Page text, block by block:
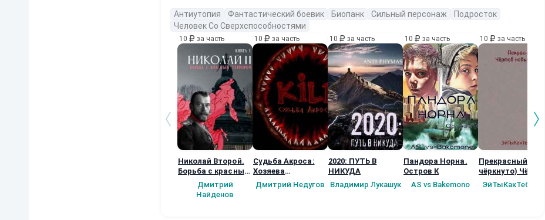
Антиутопия Фантастический боевик Биопанк Сильный персонаж
Подросток
Человек Со Сверхспособностями
10 за часть
Николай Второй.
Борьба с красным
террором.Дмитрий
Найденов
10 за часть
Судьба Акроса:
Хозяева
марионеток (2
книга)
Дмитрий Недугов
10 за часть
2020: ПУТЬ В
НИКУДА
Владимир Лукашук
10 за часть
Пандора Норна.
Остров К
AS vs Bakemono
10 за часть
Прекрасный(пере
чёркнуто) Чёртов
новый мир!!!
ЭйТыКакТебяТам